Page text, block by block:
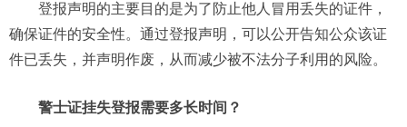
登报声明的主要目的是为了防止他人冒用丢失的证件，
确保证件的安全性。通过登报声明，可以公开告知公众该证
件已丢失，并声明作废，从而减少被不法分子利用的风险。‌‌
警士证挂失登报需要多长时间？